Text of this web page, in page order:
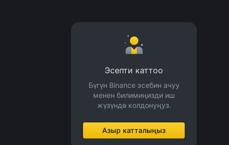
Эсепти каттоо
Бүгүн Binance эсебин ачуу
менен билимиңизди иш
жүзүндө колдонуңуз.
Азыр катталыңыз